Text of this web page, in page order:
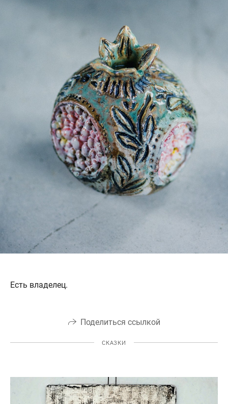
Есть владелец.
Поделиться ссылкой
СКАЗКИ